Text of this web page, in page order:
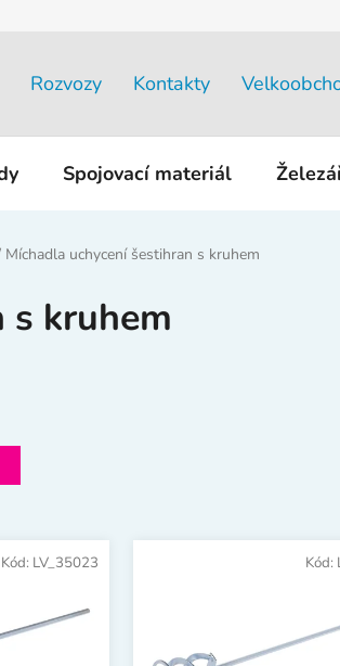
Rozvozy Kontakty
Spojovací materiál
Míchadla uchycení šestihran s kruhem
s kruhem
Kód: LV_35023 Kód: